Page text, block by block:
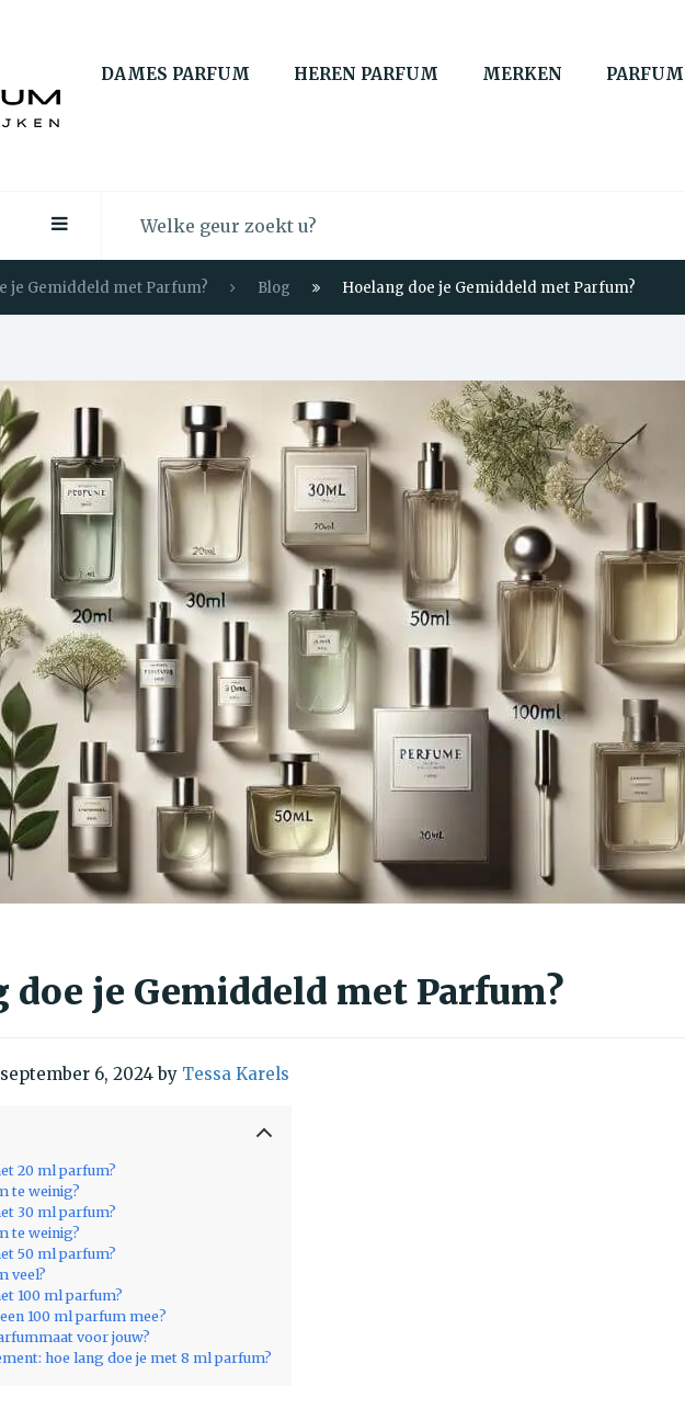
DAMES PARFUM HEREN PARFUM MERKEN
je Gemiddeld met Parfum? Blog Hoelang doe je Gemiddeld met Parfum?
doe je Gemiddeld met Parfum?
6, 2024 by Tessa Karels
20 ml parfum?
te weinig?
30 ml parfum?
te weinig?
50 ml parfum?
veel?
100 ml parfum?
100 ml parfum mee?
voor jouw?
hoe lang doe je met 8 ml parfum?